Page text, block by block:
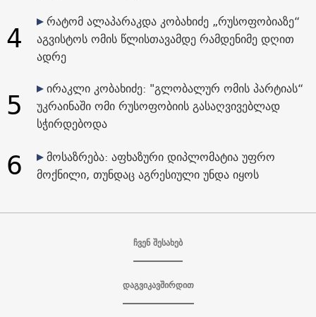
4
რატომ ალაპარაკდა კობახიძე „რუსოფობიაზე“
აგვისტოს ომის წლისთავამდე რამდენიმე დღით
ადრე
5
ირაკლი კობახიძე: "გლობალურ ომის პარტიას“
უკრაინაში ომი რუსოფობიის გასაღვივებლად
სჭირდებოდა
6
მოსაზრება: აფხაზური დიპლომატია უფრო
მოქნილი, თუნდაც აგრესიული უნდა იყოს
ჩვენ შესახებ
დაგვიკავშირდით